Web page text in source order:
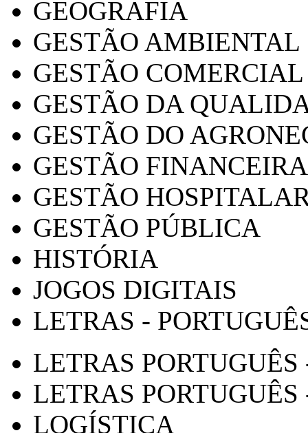
GEOGRAFIA
GESTÃO AMBIENTAL
GESTÃO COMERCIAL
GESTÃO DA
GESTÃO DO
GESTÃO FINANCEIRA
GESTÃO
GESTÃO PÚBLICA
HISTÓRIA
JOGOS DIGITAIS
LETRAS -
LETRAS
LETRAS PORTUGUÊS
LOGÍSTICA